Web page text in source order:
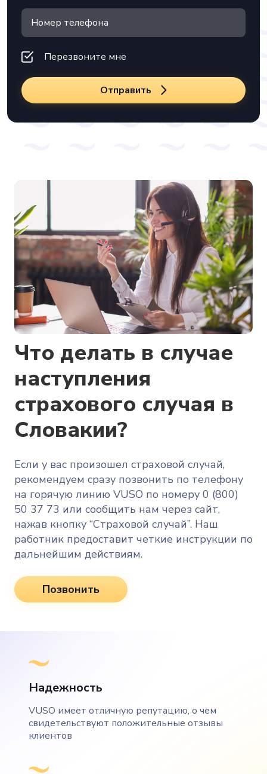
Перезвоните мне
Отправить
Что делать в случае
наступления
страхового случая в
Словакии?
Если у вас произошел страховой случай,
рекомендуем сразу позвонить по телефону
на горячую линию VUSO по номеру 0 (800)
50 37 73 или сообщить нам через сайт,
нажав кнопку “Страховой случай”. Наш
работник предоставит четкие инструкции по
дальнейшим действиям.
Позвонить
Надежность
VUSO имеет отличную репутацию, о чем
свидетельствуют положительные отзывы
клиентов